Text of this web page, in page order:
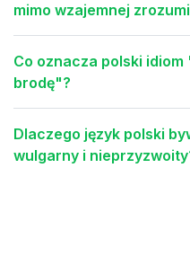
mimo wzajemnej
Co oznacza polski
brodę"?
Dlaczego język polski
wulgarny i